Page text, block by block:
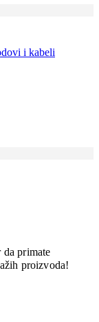
i kabeli
da primate
proizvoda!